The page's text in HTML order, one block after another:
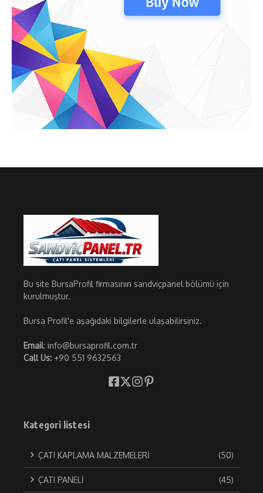
Bu site BursaProfil firmasının sandviçpanel bölümü için
kurulmuştur.
Bursa Profil'e aşağıdaki bilgilerle ulaşabilirsiniz.
Email: info@bursaprofil.com.tr
Call Us: +90 551 9632563
Kategori listesi
ÇATI KAPLAMA MALZEMELERİ (50)
ÇATI PANELİ (45)